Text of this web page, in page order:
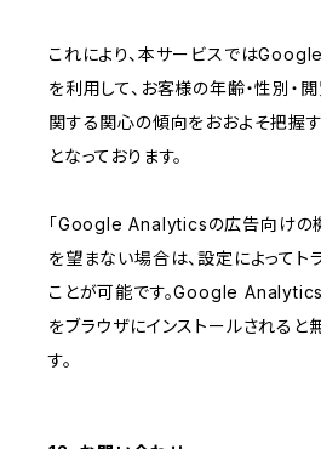
これにより、本サービスでは
を利用して、お客様の年齢・性別・
関する関心の傾向をおおよそ把握
となっております。
「Google Analyticsの広告向けの
を望まない場合は、設定によってト
ことが可能です。Google Analytics
をブラウザにインストールされると
す。